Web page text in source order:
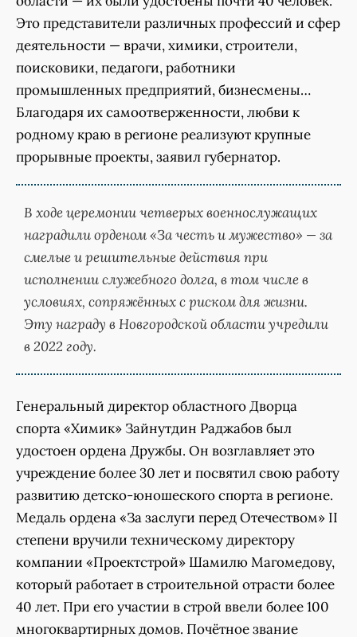
Это представители различных профессий и сфер
деятельности — врачи, химики, строители,
поисковики, педагоги, работники
промышленных предприятий, бизнесмены…
Благодаря их самоотверженности, любви к
родному краю в регионе реализуют крупные
прорывные проекты, заявил губернатор.
В ходе церемонии четверых военнослужащих
наградили орденом «За честь и мужество» — за
смелые и решительные действия при
исполнении служебного долга, в том числе в
условиях, сопряжённых с риском для жизни.
Эту награду в Новгородской области учредили
в 2022 году.
Генеральный директор областного Дворца
спорта «Химик» Зайнутдин Раджабов был
удостоен ордена Дружбы. Он возглавляет это
учреждение более 30 лет и посвятил свою работу
развитию детско-юношеского спорта в регионе.
Медаль ордена «За заслуги перед Отечеством» II
степени вручили техническому директору
компании «Проектстрой» Шамилю Магомедову,
который работает в строительной отрасти более
40 лет. При его участии в строй ввели более 100
многоквартирных домов. Почётное звание